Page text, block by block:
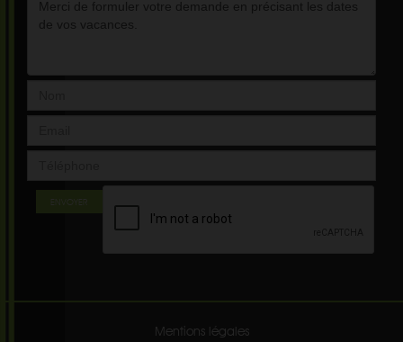
ENVOYER
Mentions légales